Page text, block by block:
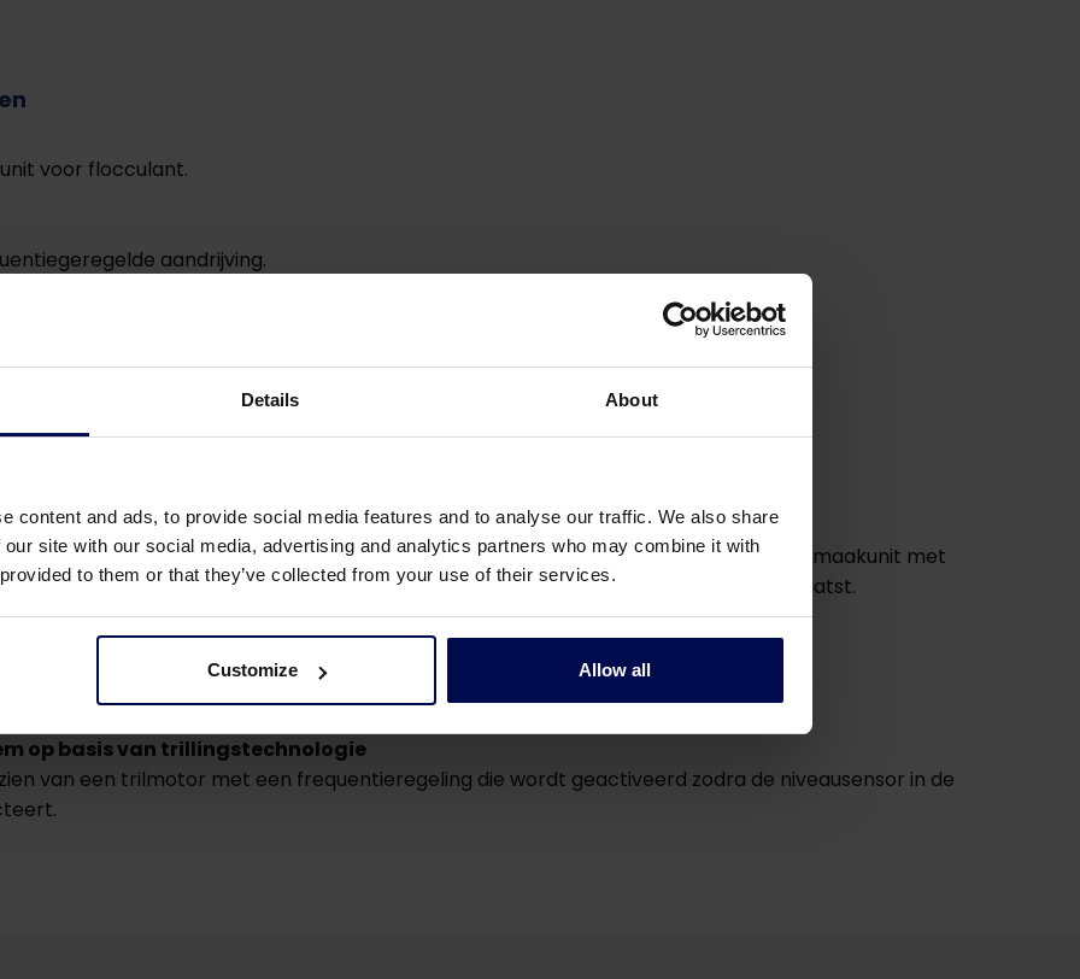
Details About
content and ads, to provide social media features and to analyse our traffic. We also share
site with our social media, advertising and analytics partners who may combine it with
to them or that they’ve collected from your use of their services.
Customize Allow all
voor flocculant.
aandrijving.
het lage niveau detecteert.
van de operator overbodig: het handmatig vullen van de polymeer aanmaakunit met
door een heftruck die eens in de paar weken een big bag met polymeer plaatst.
aanzienlijk.
op basis van trillingstechnologie
van een trilmotor met een frequentieregeling die wordt geactiveerd zodra de niveausensor in de